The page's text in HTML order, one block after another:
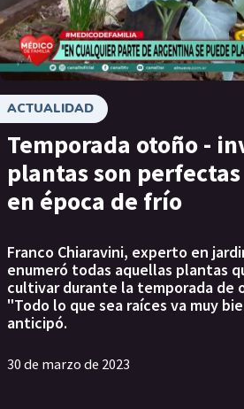
ACTUALIDAD
Temporada otoño -
plantas son
en época de frío
Franco Chiaravini, experto en
enumeró todas aquellas plantas
cultivar durante la temporada de
"Todo lo que sea raíces va muy
anticipó.
30 de marzo de 2023